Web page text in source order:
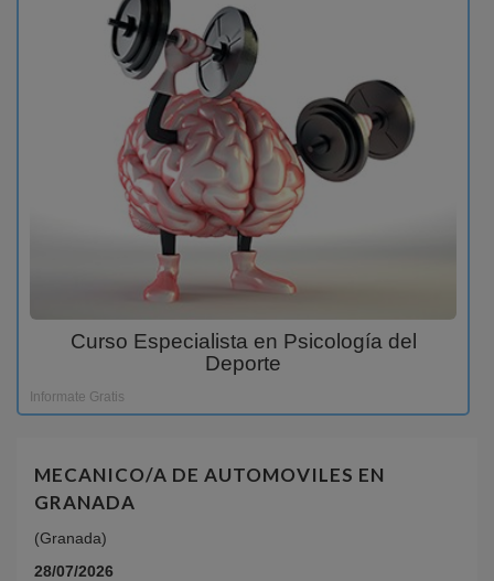
Curso Especialista en Psicología del
Deporte
Informate Gratis
MECANICO/A DE AUTOMOVILES EN
GRANADA
(Granada)
28/07/2026